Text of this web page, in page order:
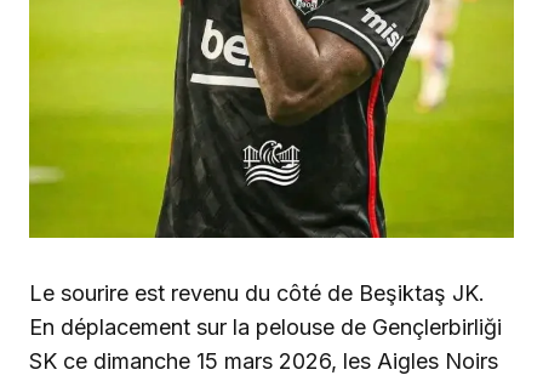
Le sourire est revenu du côté de Beşiktaş JK.
En déplacement sur la pelouse de Gençlerbirliği
SK ce dimanche 15 mars 2026, les Aigles Noirs